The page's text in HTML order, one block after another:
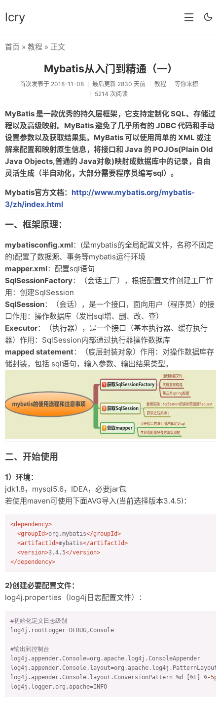
lcry
分类
分享
技术
教程
生活
AI
归档
关于
首页 » 教程 » 正文
Mybatis从入门到精通（一）
首次发表于 2018-11-08 最后更新 2830 天前 教程
等你来撩
5214 次阅读
MyBatis 是一款优秀的持久层框架，它支持定制化 SQL、存储过
程以及高级映射。MyBatis 避免了几乎所有的 JDBC 代码和手动
设置参数以及获取结果集。MyBatis 可以使用简单的 XML 或注
解来配置和映射原生信息，将接口和 Java 的 POJOs(Plain Old
Java Objects,普通的 Java对象)映射成数据库中的记录，自由
灵活生成（半自动化，大部分需要程序员编写sql）。
Mybatis官方文档： http://www.mybatis.org/mybatis-
3/zh/index.html
一、框架原理：
mybatisconfig.xml：(是mybatis的全局配置文件，名称不固定
的)配置了数据源、事务等mybatis运行环境
mapper.xml：配置sql语句
SqlSessionFactory：（会话工厂），根据配置文件创建工厂作
用：创建SqlSession
SqlSession：（会话），是一个接口，面向用户（程序员）的接
口作用：操作数据库（发出sql增、删、改、查）
Executor：（执行器），是一个接口（基本执行器、缓存执行
器）作用：SqlSession内部通过执行器操作数据库
mapped statement：（底层封装对象）作用：对操作数据库存
储封装，包括 sql语句，输入参数、输出结果类型。
二、开始使用
1）环境：
jdk1.8，mysql5.6，IDEA，必要jar包
若使用maven可使用下面AVG导入(当前选择版本3.4.5)：
<dependency>
<groupId>org.mybatis</groupId>
<artifactId>mybatis</artifactId>
<version>3.4.5</version>
</dependency>
2)创建必要配置文件：
log4j.properties（log4j日志配置文件）：
#初始化定义日志级别
log4j.rootLogger=DEBUG,Console
#输出到控制台
log4j.appender.Console
log4j.appender.Console.layout
log4j.appender.Console.layout.ConversionPattern=%d [%t] %-5
log4j.logger.org.apache=INFO